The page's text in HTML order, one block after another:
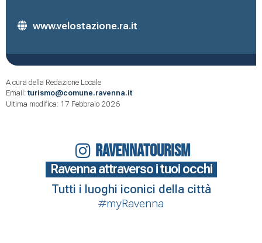
www.velostazione.ra.it
A cura della Redazione Locale
Email: turismo@comune.ravenna.it
Ultima modifica: 17 Febbraio 2026
RAVENNATOURISM
Ravenna attraverso i tuoi occhi
Tutti i luoghi iconici della città
#myRavenna